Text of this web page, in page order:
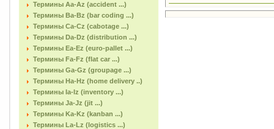
Термины Aa-Az (accident ...)
Термины Ba-Bz (bar coding ...)
Термины Ca-Cz (cabotage ...)
Термины Da-Dz (distribution ...)
Термины Ea-Ez (euro-pallet ...)
Термины Fa-Fz (flat car ...)
Термины Ga-Gz (groupage ...)
Термины Ha-Hz (home delivery ..)
Термины Ia-Iz (inventory ...)
Термины Ja-Jz (jit ...)
Термины Ka-Kz (kanban ...)
Термины La-Lz (logistics ...)